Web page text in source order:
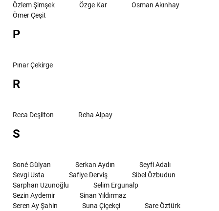
Özlem Şimşek
Özge Kar
Osman Akınhay
Ömer Çeşit
P
Pınar Çekirge
R
Reca Deşilton Reha Alpay
S
Soné Gülyan Serkan Aydın
Seyfi Adalı
Sevgi Usta
Safiye Derviş
Sibel Özbudun
Sarphan Uzunoğlu
Selim Ergunalp
Sezin Aydemir
Sinan Yıldırmaz
Seren Ay Şahin
Suna Çiçekçi
Sare Öztürk